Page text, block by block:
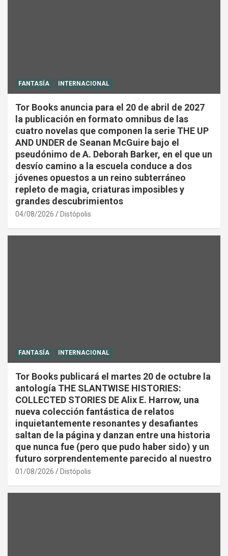
FANTASÍA INTERNACIONAL
Tor Books anuncia para el 20 de abril de 2027
la publicación en formato omnibus de las
cuatro novelas que componen la serie THE UP
AND UNDER de Seanan McGuire bajo el
pseudónimo de A. Deborah Barker, en el que un
desvío camino a la escuela conduce a dos
jóvenes opuestos a un reino subterráneo
repleto de magia, criaturas imposibles y
grandes descubrimientos
04/08/2026 Distópolis
FANTASÍA INTERNACIONAL
Tor Books publicará el martes 20 de octubre la
antología THE SLANTWISE HISTORIES:
COLLECTED STORIES DE Alix E. Harrow, una
nueva colección fantástica de relatos
inquietantemente resonantes y desafiantes
saltan de la página y danzan entre una historia
que nunca fue (pero que pudo haber sido) y un
futuro sorprendentemente parecido al nuestro
01/08/2026 Distópolis